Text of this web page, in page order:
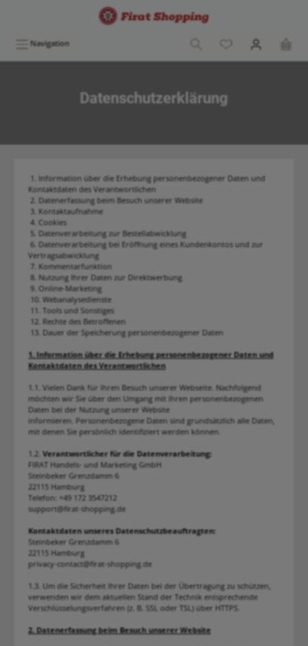
Navigation
Datenschutzerklärung
1. Information über die Erhebung personenbezogener Daten und
Kontaktdaten des Verantwortlichen
2. Datenerfassung beim Besuch unserer Website
3. Kontaktaufnahme
4. Cookies
5. Datenverarbeitung zur Bestellabwicklung
6. Datenverarbeitung bei Eröffnung eines Kundenkontos und zur
Vertragsabwicklung
7. Kommentarfunktion
8. Nutzung Ihrer Daten zur Direktwerbung
9. Online-Marketing
10. Webanalysedienste
11. Tools und Sonstiges
12. Rechte des Betroffenen
13. Dauer der Speicherung personenbezogener Daten
1. Information über die Erhebung personenbezogener Daten und
Kontaktdaten des Verantwortlichen
1.1. Vielen Dank für Ihren Besuch unserer Webseite. Nachfolgend
möchten wir Sie über den Umgang mit Ihren personenbezogenen
Daten bei der Nutzung unserer Website
informieren. Personenbezogene Daten sind grundsätzlich alle Daten,
mit denen Sie persönlich identifiziert werden können.
1.2. Verantwortlicher für die Datenverarbeitung:
FIRAT Handels- und Marketing GmbH
Steinbeker Grenzdamm 6
22115 Hamburg
Telefon: +49 172 3547212
support@firat-shopping.de
Kontaktdaten unseres Datenschutzbeauftragten:
Steinbeker Grenzdamm 6
22115 Hamburg
privacy-contact@firat-shopping.de
1.3. Um die Sicherheit Ihrer Daten bei der Übertragung zu schützen,
verwenden wir dem aktuellen Stand der Technik entsprechende
Verschlüsselungsverfahren (z. B. SSL oder TSL) über HTTPS.
2. Datenerfassung beim Besuch unserer Website